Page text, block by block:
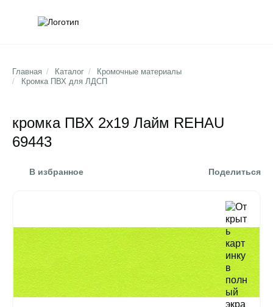
Главная / Каталог /
Кромочные материалы
/
Кромка ПВХ для ЛДСП
кромка ПВХ 2х19 Лайм REHAU
69443
В избранное Поделиться